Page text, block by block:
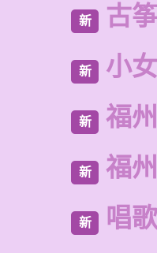
新 古
新 小
新 福
新 福
新 唱